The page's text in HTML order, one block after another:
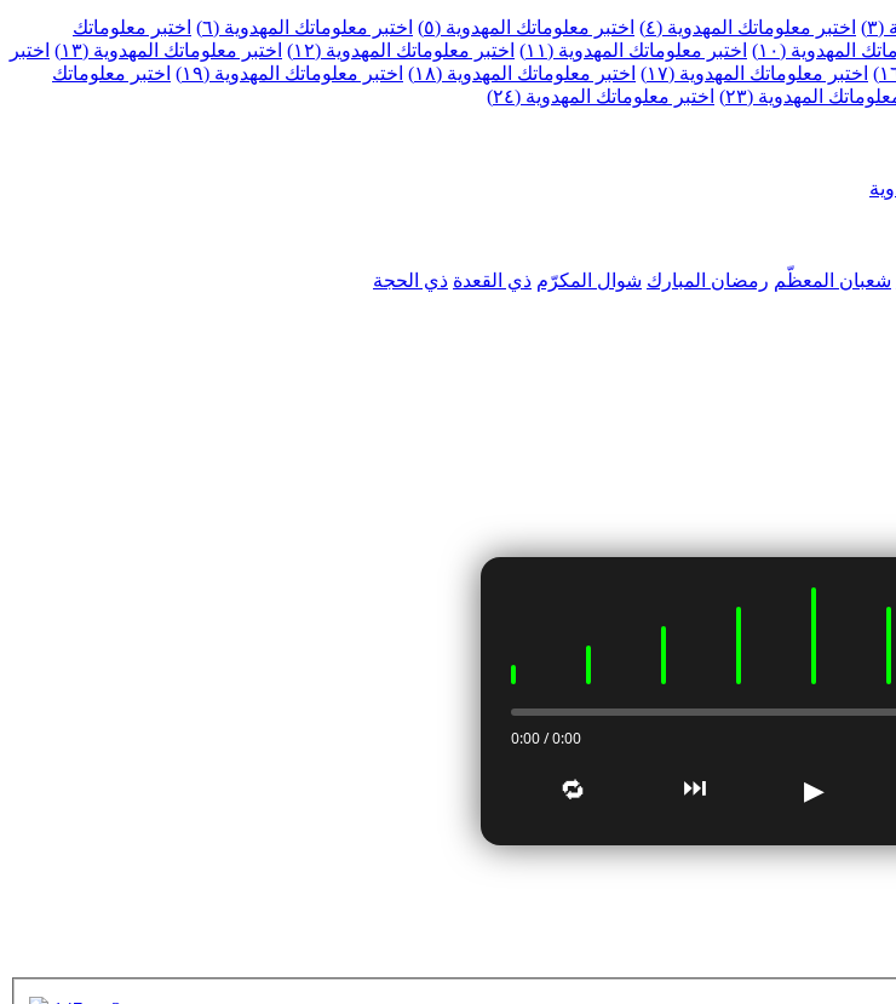
اختبر معلوماتك المهدوية (٤) اختبر معلوماتك المهدوية (٥) اختبر معلوماتك المهدوية (٦)
اختبر معلوماتك
المهدوية (١٠) اختبر معلوماتك المهدوية (١١) اختبر معلوماتك المهدوية (١٢) اختبر معلوماتك المهدوية (١٣)
اختبر
اختبر معلوماتك المهدوية (١٧) اختبر معلوماتك المهدوية (١٨) اختبر معلوماتك المهدوية (١٩)
اختبر معلوماتك
المهدوية (٢٣)
اختبر معلوماتك المهدوية (٢٤)
شعبان المعظّم رمضان المبارك شوال المكرّم ذي القعدة ذي الحجة
0:00 / 0:00
▶
⏭
🔁